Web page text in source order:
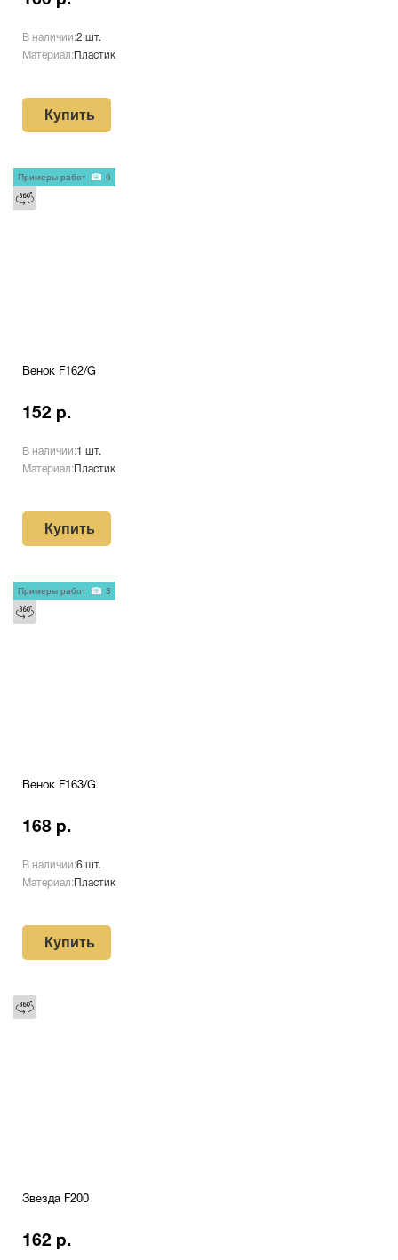
В наличии:2 шт.
Материал: Пластик
Купить
Венок F162/G
152 р.
В наличии:1 шт.
Материал: Пластик
Купить
Примеры работ 6
Венок F163/G
168 р.
В наличии:6 шт.
Материал: Пластик
Купить
Примеры работ 3
Звезда F200
162 р.